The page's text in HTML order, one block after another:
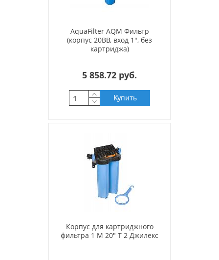
AquaFilter AQM Фильтр
(корпус 20ВВ, вход 1", без
картриджа)
5 858.72 руб.
Купить
Корпус для картриджного
фильтра 1 М 20" Т 2 Джилекс